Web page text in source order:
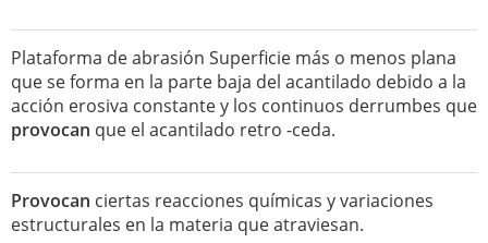
Plataforma de abrasión Superficie más o menos plana
que se forma en la parte baja del acantilado debido a la
acción erosiva constante y los continuos derrumbes que
provocan que el acantilado retro -ceda.
Provocan ciertas reacciones químicas y variaciones
estructurales en la materia que atraviesan.